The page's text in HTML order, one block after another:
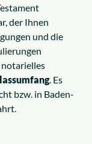
der Ihnen
und die
. Es
bzw. in Baden-